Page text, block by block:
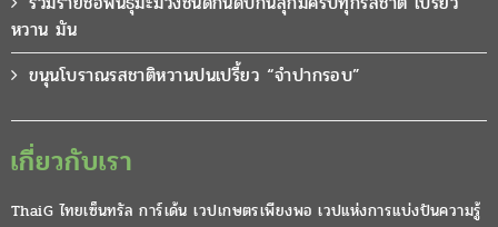
หวาน มัน
ขนุนโบราณรสชาติหวานปนเปรี้ยว “จำปากรอบ”
เกี่ยวกับเรา
ThaiG ไทยเซ็นทรัล การ์เด้น เวปเกษตรเพียงพอ เวปแห่งการแบ่งปันความรู้